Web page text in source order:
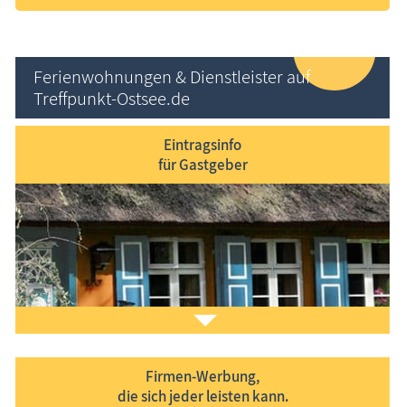
Ferienwohnungen & Dienstleister auf
Treffpunkt-Ostsee.de
Eintragsinfo
für Gastgeber
Firmen-Werbung,
die sich jeder leisten kann.